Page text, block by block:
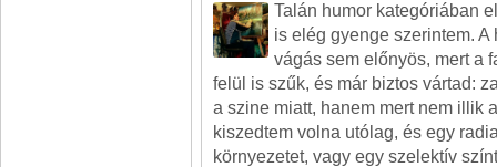
Talán humor kategóriában
is elég gyenge szerintem. A
vágás sem előnyös, mert a
felül is szűk, és már biztos vártad:
a szine miatt, hanem mert nem illik
kiszedtem volna utólag, és egy
környezetet, vagy egy szelektív